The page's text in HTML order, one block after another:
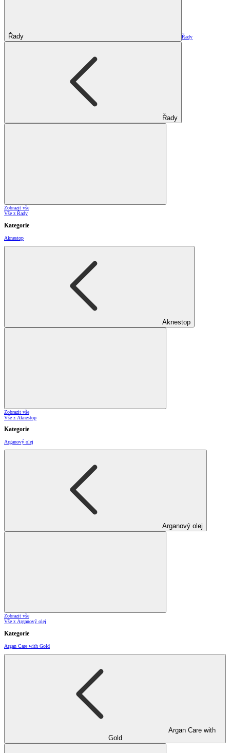
Řady Řady
Řady
Zobrazit vše
Vše z Řady
Kategorie
Aknestop
Aknestop
Zobrazit vše
Vše z Aknestop
Kategorie
Arganový olej
Arganový olej
Zobrazit vše
Vše z Arganový olej
Kategorie
Argan Care with Gold
Argan Care with
Gold